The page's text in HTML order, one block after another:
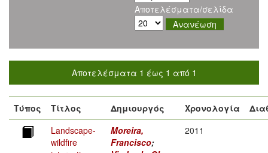
Αποτελέσματα/σελίδα
Αποτελέσματα 1 έως 1 από 1
Τύπος Τίτλος Δημιουργός Χρονολογία
Landscape-
wildﬁre
Moreira,
Francisco;
2011